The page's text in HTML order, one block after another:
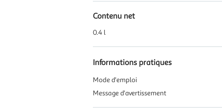
Contenu net
0.4 l
Informations pratiques
Mode d'emploi
Message d'avertissement